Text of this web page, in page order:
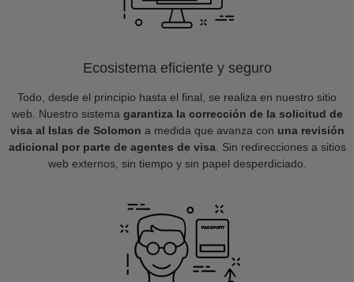
Ecosistema eficiente y seguro
Todo, desde el principio hasta el final, se realiza en nuestro sitio
web. Nuestro sistema garantiza la corrección de la solicitud de
visa al Islas de Solomon a medida que avanza con una revisión
adicional por parte de agentes de visa. Sin redirecciones a sitios
web externos, sin tiempo y sin papel desperdiciado.